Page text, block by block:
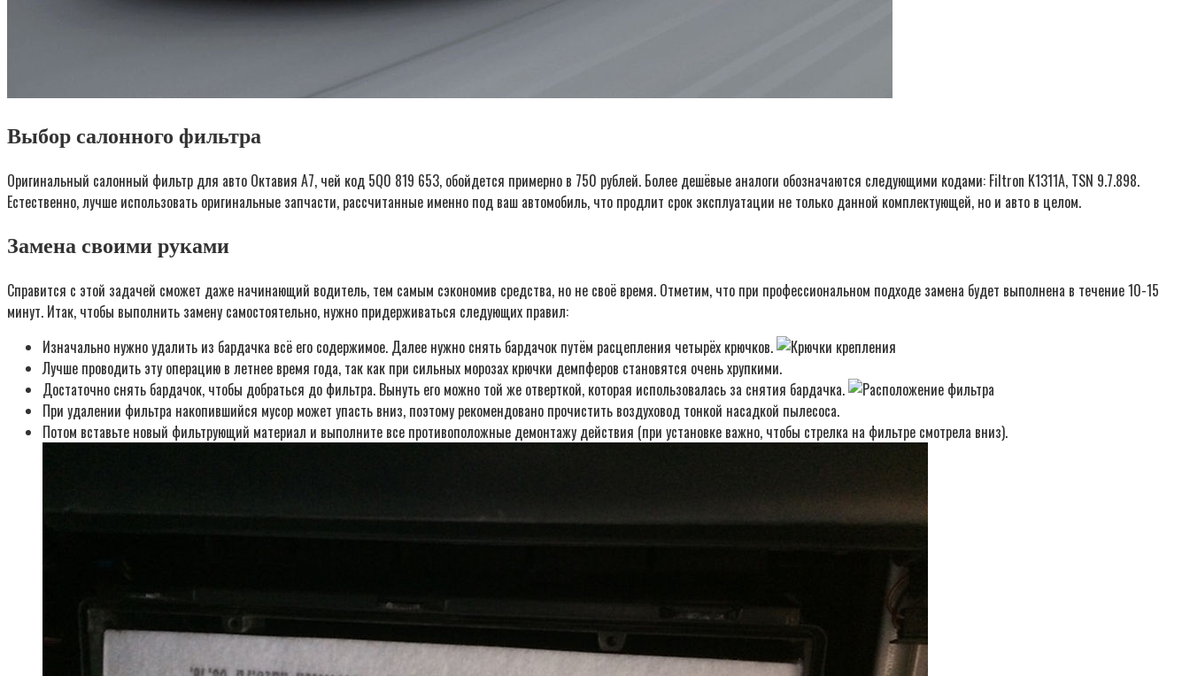
Выбор салонного фильтра
Оригинальный салонный фильтр для авто Октавия А7, чей код 5Q0 819 653, обойдется примерно в 750 рублей. Более дешёвые аналоги обозначаются следующими кодами: Filtron K1311A, TSN 9.7.898.
Естественно, лучше использовать оригинальные запчасти, рассчитанные именно под ваш автомобиль, что продлит срок эксплуатации не только данной комплектующей, но и авто в целом.
Замена своими руками
Справится с этой задачей сможет даже начинающий водитель, тем самым сэкономив средства, но не своё время. Отметим, что при профессиональном подходе замена будет выполнена в течение 10-15
минут. Итак, чтобы выполнить замену самостоятельно, нужно придерживаться следующих правил:
Изначально нужно удалить из бардачка всё его содержимое. Далее нужно снять бардачок путём расцепления четырёх крючков.
Лучше проводить эту операцию в летнее время года, так как при сильных морозах крючки демпферов становятся очень хрупкими.
Достаточно снять бардачок, чтобы добраться до фильтра. Вынуть его можно той же отверткой, которая использовалась за снятия бардачка.
При удалении фильтра накопившийся мусор может упасть вниз, поэтому рекомендовано прочистить воздуховод тонкой насадкой пылесоса.
Потом вставьте новый фильтрующий материал и выполните все противоположные демонтажу действия (при установке важно, чтобы стрелка на фильтре смотрела вниз).